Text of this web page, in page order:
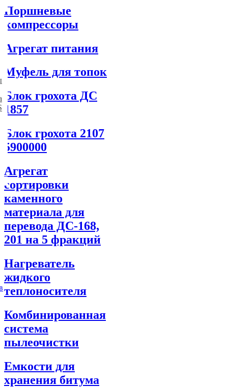
Поршневые
компрессоры
Агрегат питания
Муфель для топок
Блок грохота ДC
1857
Блок грохота 2107
5900000
Агрегат
сортировки
каменного
материала для
перевода ДС-168,
201 на 5 фракций
Нагреватель
жидкого
теплоносителя
Комбинированная
система
пылеочистки
Емкости для
хранения битума